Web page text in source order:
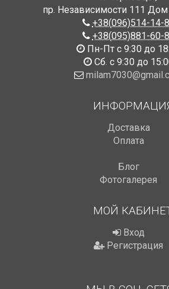
пр. Независимости 111
+38(096)514-14-
+38(095)881-60-
Пн-Пт с 9:30 до
Сб. с 9:30 до
Доставка
Оплата
Блог
Фотогалерея
МОЙ
Вход
Регистрация